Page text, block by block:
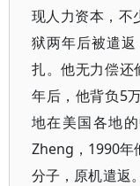
现人力资本，不
狱两年后被遣
扎。他无力偿还
年后，他背负5
地在美国各地
Zheng，1990年
分子，原机遣返